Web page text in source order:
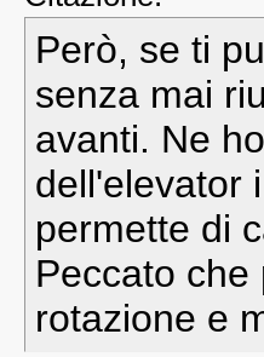
Però, se ti
senza mai
avanti. Ne
dell'elevator
permette di
Peccato
rotazione e